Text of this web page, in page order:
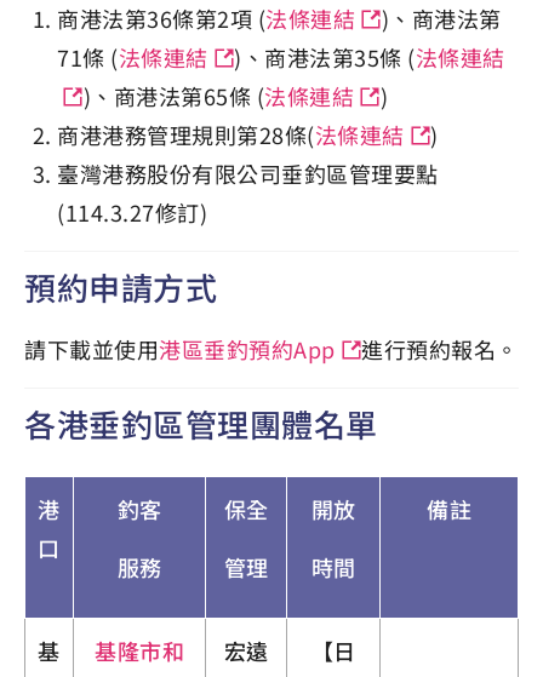
商港法第36條第2項 (法條連結
)、商港法第
71條 (法條連結 )、商港法第35條 (法條連結
)、商港法第65條 (法條連結
)
商港港務管理規則第28條(法條連結
)
臺灣港務股份有限公司垂釣區管理要點
(114.3.27修訂)
預約申請方式
請下載並使用港區垂釣預約App 進行預約報名。
各港垂釣區管理團體名單
港
口
釣客
服務
保全
管理
開放
時間
備註
基
基隆市和
宏遠
【日